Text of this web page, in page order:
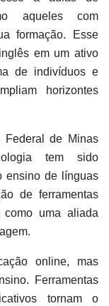
aqueles com
formação. Esse
em um ativo
de indivíduos e
horizontes
Federal de Minas
tem sido
ensino de línguas
de ferramentas
uma aliada
online, mas
Ferramentas
tornam o